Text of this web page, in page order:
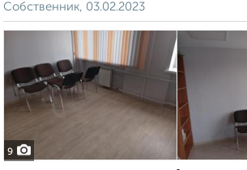
Собственник, 03.02.2023
9